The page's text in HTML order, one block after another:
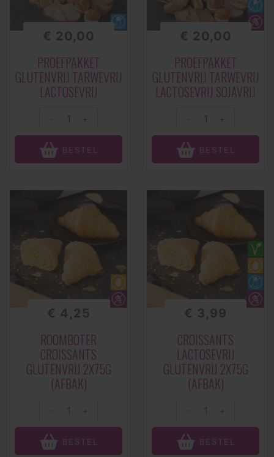
PROEFPAKKET
GLUTENVRIJ TARWEVRIJ
LACTOSEVRIJ
€ 20,00
+
BESTEL
PROEFPAKKET
GLUTENVRIJ TARWEVRIJ
LACTOSEVRIJ SOJAVRIJ
€ 20,00
+
BESTEL
ROOMBOTER
CROISSANTS
GLUTENVRIJ 2X75G
(AFBAK)
€ 4,25
+
BESTEL
CROISSANTS
LACTOSEVRIJ
GLUTENVRIJ 2X75G
(AFBAK)
€ 3,99
+
BESTEL